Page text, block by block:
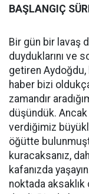
BAŞLANGIÇ
Bir gün bir lavaş
duyduklarını ve
getiren Aydoğdu,
haber bizi
zamandır
düşündük.
verdiğimiz
öğütte
kuracaksanız,
kafanızda
noktada aksaklık